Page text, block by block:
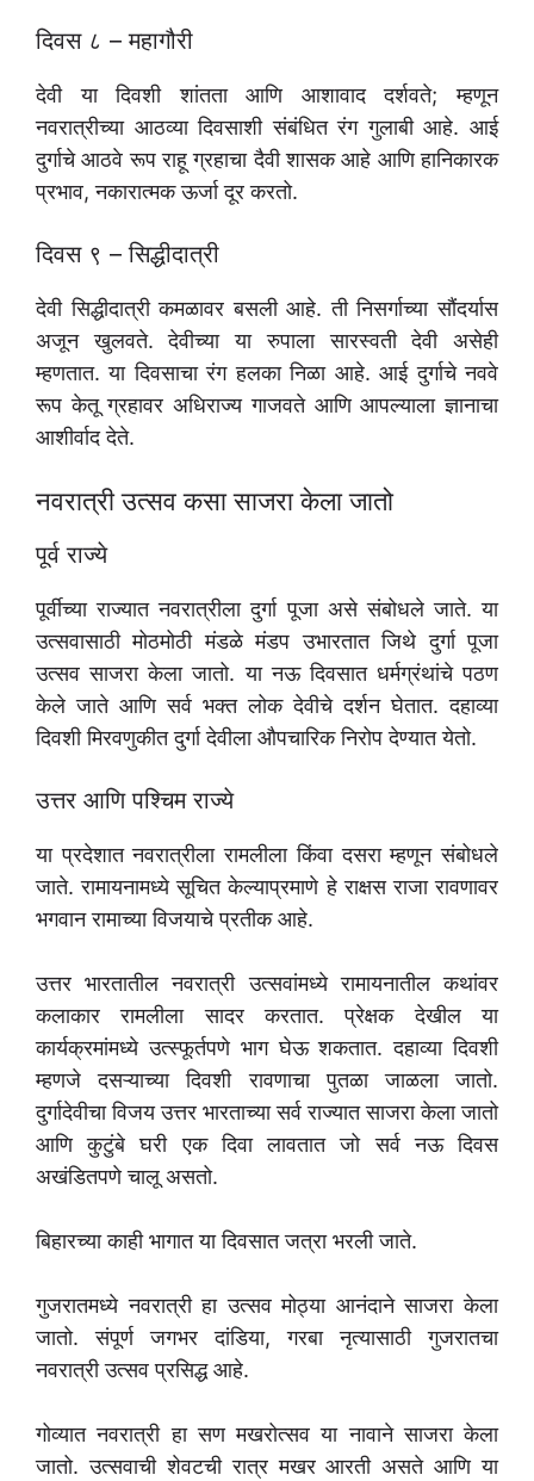
दिवस ८ – महागौरी
देवी या दिवशी शांतता आणि आशावाद दर्शवते; म्हणून
नवरात्रीच्या आठव्या दिवसाशी संबंधित रंग गुलाबी आहे. आई
दुर्गाचे आठवे रूप राहू ग्रहाचा दैवी शासक आहे आणि हानिकारक
प्रभाव, नकारात्मक ऊर्जा दूर करतो.
दिवस ९ – सिद्धीदात्री
देवी सिद्धीदात्री कमळावर बसली आहे. ती निसर्गाच्या सौंदर्यास
अजून खुलवते. देवीच्या या रुपाला सारस्वती देवी असेही
म्हणतात. या दिवसाचा रंग हलका निळा आहे. आई दुर्गाचे नववे
रूप केतू ग्रहावर अधिराज्य गाजवते आणि आपल्याला ज्ञानाचा
आशीर्वाद देते.
नवरात्री उत्सव कसा साजरा केला जातो
पूर्व राज्ये
पूर्वीच्या राज्यात नवरात्रीला दुर्गा पूजा असे संबोधले जाते. या
उत्सवासाठी मोठमोठी मंडळे मंडप उभारतात जिथे दुर्गा पूजा
उत्सव साजरा केला जातो. या नऊ दिवसात धर्मग्रंथांचे पठण
केले जाते आणि सर्व भक्त लोक देवीचे दर्शन घेतात. दहाव्या
दिवशी मिरवणुकीत दुर्गा देवीला औपचारिक निरोप देण्यात येतो.
उत्तर आणि पश्चिम राज्ये
या प्रदेशात नवरात्रीला रामलीला किंवा दसरा म्हणून संबोधले
जाते. रामायनामध्ये सूचित केल्याप्रमाणे हे राक्षस राजा रावणावर
भगवान रामाच्या विजयाचे प्रतीक आहे.
उत्तर भारतातील नवरात्री उत्सवांमध्ये रामायनातील कथांवर
कलाकार रामलीला सादर करतात. प्रेक्षक देखील या
कार्यक्रमांमध्ये उत्स्फूर्तपणे भाग घेऊ शकतात. दहाव्या दिवशी
म्हणजे दसऱ्याच्या दिवशी रावणाचा पुतळा जाळला जातो.
दुर्गादेवीचा विजय उत्तर भारताच्या सर्व राज्यात साजरा केला जातो
आणि कुटुंबे घरी एक दिवा लावतात जो सर्व नऊ दिवस
अखंडितपणे चालू असतो.
बिहारच्या काही भागात या दिवसात जत्रा भरली जाते.
गुजरातमध्ये नवरात्री हा उत्सव मोठ्या आनंदाने साजरा केला
जातो. संपूर्ण जगभर दांडिया, गरबा नृत्यासाठी गुजरातचा
नवरात्री उत्सव प्रसिद्ध आहे.
गोव्यात नवरात्री हा सण मखरोत्सव या नावाने साजरा केला
जातो. उत्सवाची शेवटची रात्र मखर आरती असते आणि या